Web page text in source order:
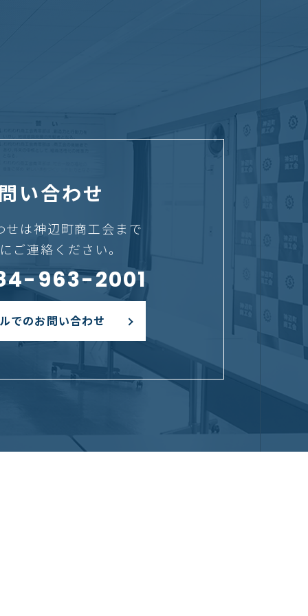
い合わせ
せは神辺町商工会まで
ご連絡ください。
963-2001
でのお問い合わせ